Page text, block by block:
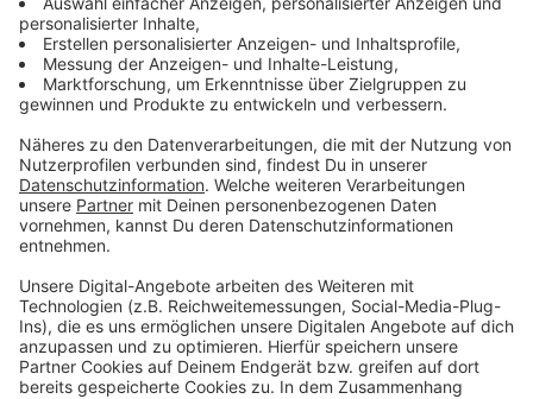
Zustimmung, um den YouTube
Video-Service zu laden!
Wir verwenden einen Service eines
Drittanbieters, um Videoinhalte
einzubetten. Dieser Service kann
Daten zu Ihren Aktivitäten
sammeln. Bitte lesen Sie die
Details durch und stimmen Sie der
Nutzung des Service zu, um dieses
Video anzusehen.
Mehr Informationen
Akzeptieren
Zara Larsson – All the Time